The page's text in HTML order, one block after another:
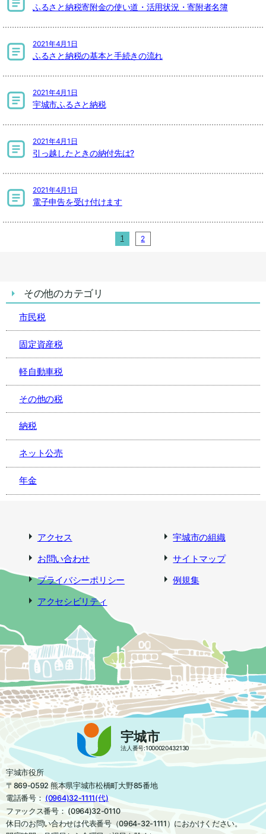
ふるさと納税寄附金の使い道・活用状況・寄附者名簿
2021年4月1日
ふるさと納税の基本と手続きの流れ
2021年4月1日
宇城市ふるさと納税
2021年4月1日
引っ越したときの納付先は?
2021年4月1日
電子申告を受け付けます
1 2
その他のカテゴリ
市民税
固定資産税
軽自動車税
その他の税
納税
ネット公売
年金
アクセス
宇城市の組織
お問い合わせ
サイトマップ
プライバシーポリシー
例規集
アクセシビリティ
宇城市
法人番号:1000020432130
宇城市役所
〒869-0592 熊本県宇城市松橋町大野85番地
電話番号： (0964)32-1111(代)
ファックス番号： (0964)32-0110
休日のお問い合わせは代表番号（0964-32-1111）におかけください。